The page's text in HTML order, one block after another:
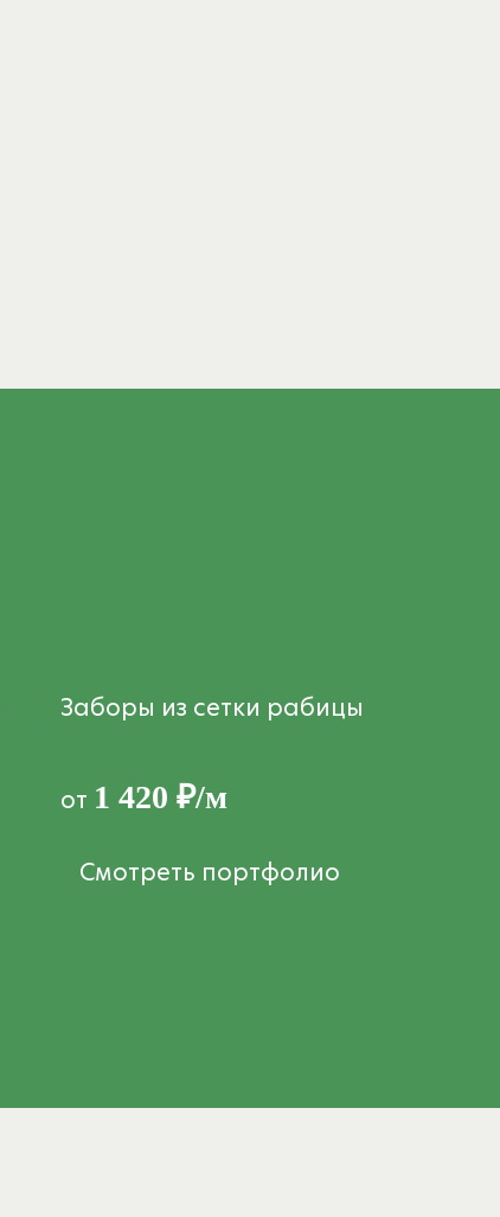
Заборы из сетки рабицы
от 1 420 ₽/м
Смотреть портфолио